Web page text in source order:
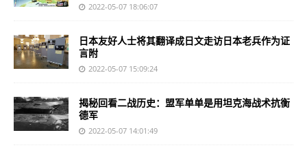
2022-05-07 18:06:07
日本友好人士将其翻译成日文走访日本老兵作为证
言附
2022-05-07 15:09:24
揭秘回看二战历史：盟军单单是用坦克海战术抗衡
德军
2022-05-07 14:01:49